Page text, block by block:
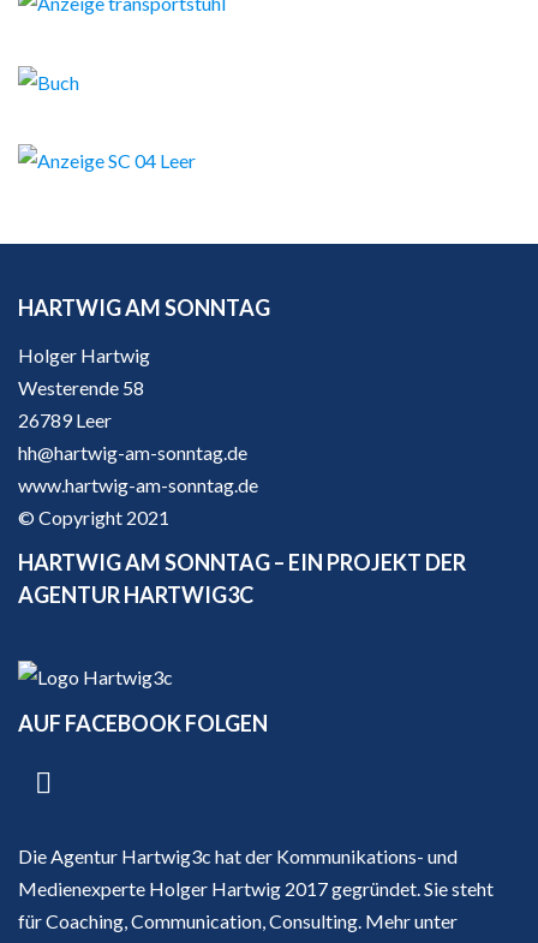
HARTWIG AM SONNTAG
Holger Hartwig
Westerende 58
26789 Leer
hh@hartwig-am-sonntag.de
www.hartwig-am-sonntag.de
© Copyright 2021
HARTWIG AM SONNTAG – EIN PROJEKT DER
AGENTUR HARTWIG3C
AUF FACEBOOK FOLGEN
Die Agentur Hartwig3c hat der Kommunikations- und
Medienexperte Holger Hartwig 2017 gegründet. Sie steht
für Coaching, Communication, Consulting. Mehr unter